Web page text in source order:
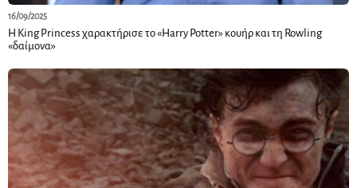
16/09/2025
Η King Princess χαρακτήρισε το «Harry Potter» κουήρ και τη Rowling
«δαίμονα»